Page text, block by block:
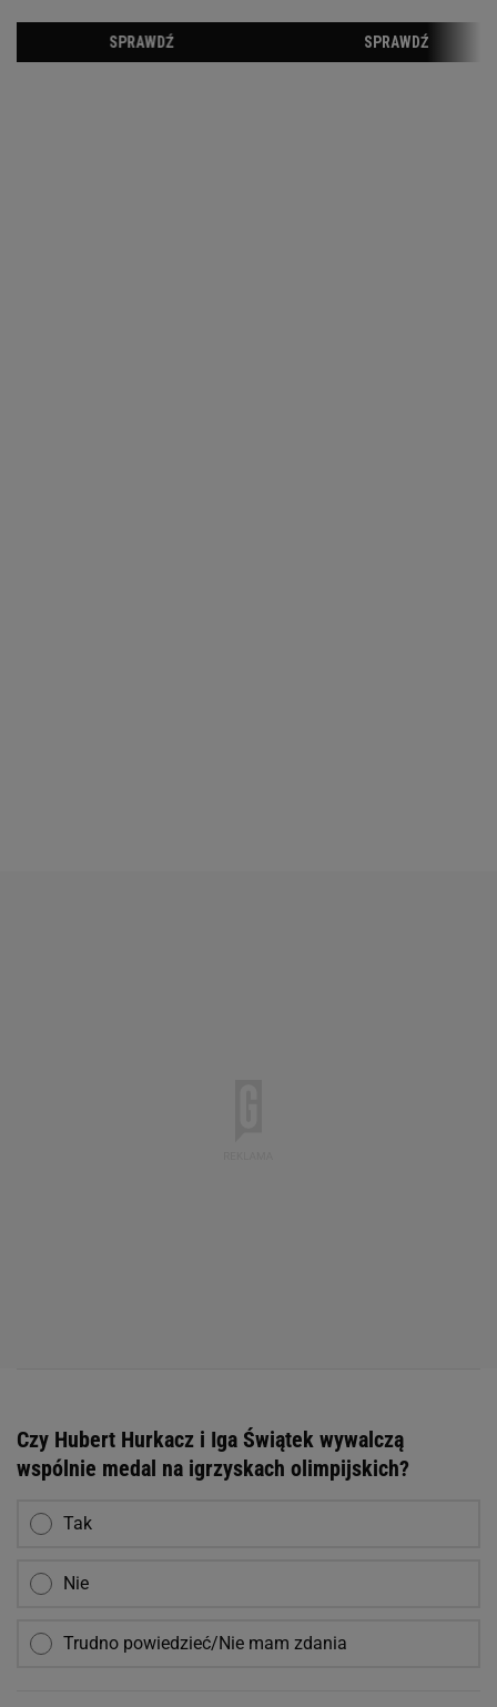
Czy Hubert Hurkacz i Iga Świątek wywalczą
wspólnie medal na igrzyskach olimpijskich?
Tak
Nie
Trudno powiedzieć/Nie mam zdania